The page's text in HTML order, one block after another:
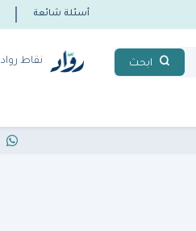
أسئلة شائعة
ابحث نقاط رواد